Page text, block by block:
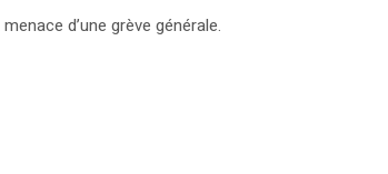
d’une grève générale.